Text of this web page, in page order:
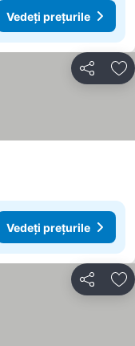
Vedeți prețurile
Distribuiți
Vedeți prețurile
Distribuiți